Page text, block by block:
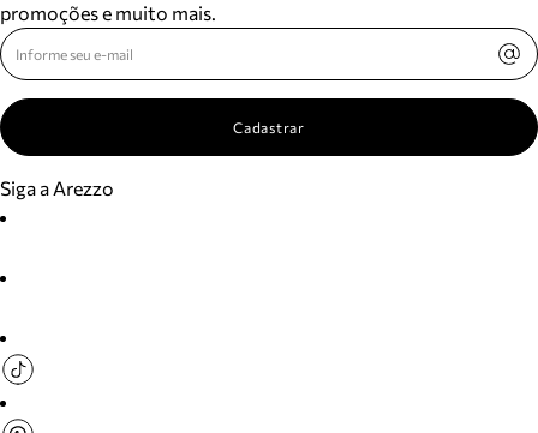
promoções e muito mais.
Cadastrar
Siga a Arezzo